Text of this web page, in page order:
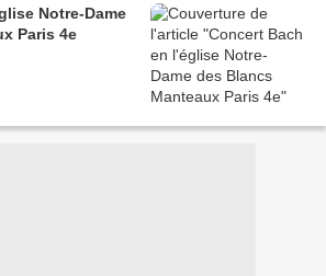
Notre-Dame
Paris 4e